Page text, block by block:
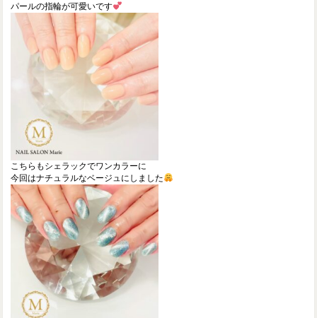
パールの指輪が可愛いです
こちらもシェラックでワンカラーに
今回はナチュラルなベージュにしました